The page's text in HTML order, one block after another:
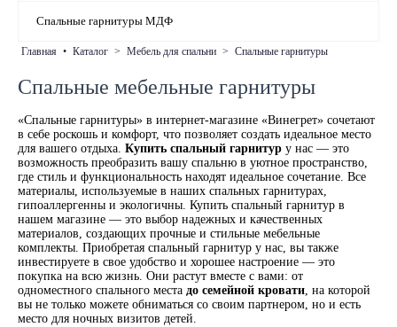
Спальные гарнитуры МДФ
главная • каталог > мебель для спальни > спальные гарнитуры
Спальные мебельные гарнитуры
«Спальные гарнитуры» в интернет-магазине «Винегрет» сочетают
в себе роскошь и комфорт, что позволяет создать идеальное место
для вашего отдыха. Купить спальный гарнитур у нас — это
возможность преобразить вашу спальню в уютное пространство,
где стиль и функциональность находят идеальное сочетание. Все
материалы, используемые в наших спальных гарнитурах,
гипоаллергенны и экологичны. Купить спальный гарнитур в
нашем магазине — это выбор надежных и качественных
материалов, создающих прочные и стильные мебельные
комплекты. Приобретая спальный гарнитур у нас, вы также
инвестируете в свое удобство и хорошее настроение — это
покупка на всю жизнь. Они растут вместе с вами: от
одноместного спального места до семейной кровати, на которой
вы не только можете обниматься со своим партнером, но и есть
место для ночных визитов детей.